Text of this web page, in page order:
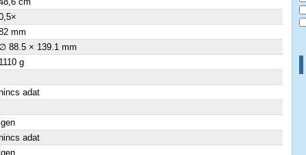
mm
∅ 88.5 × 139.1 mm
1110 g
adat
adat